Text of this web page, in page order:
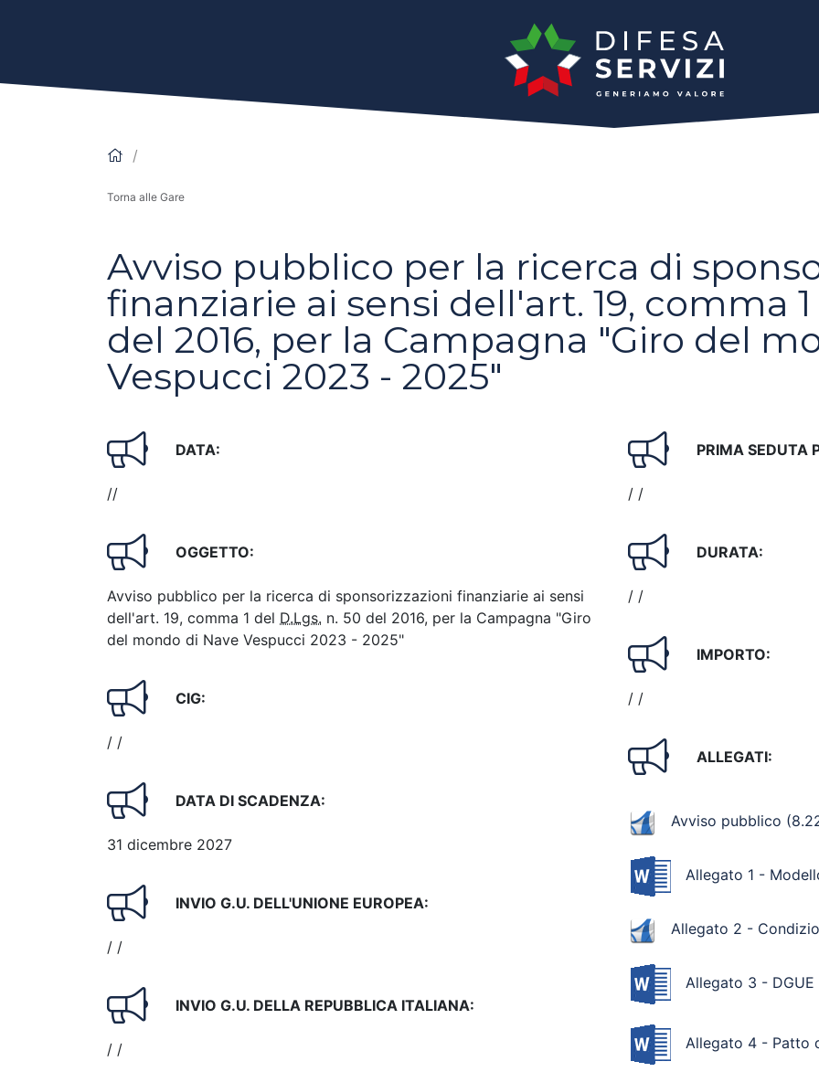
Torna alle Gare
Avviso pubblico per la ricerca di
finanziarie ai sensi dell'art. 19, comma
del 2016, per la Campagna "Giro del
Vespucci 2023 - 2025"
DATA:
//
OGGETTO:
Avviso pubblico per la ricerca di sponsorizzazioni finanziarie ai sensi
dell'art. 19, comma 1 del D.Lgs. n. 50 del 2016, per la Campagna "Giro
del mondo di Nave Vespucci 2023 - 2025"
CIG:
/ /
DATA DI SCADENZA:
31 dicembre 2027
INVIO G.U. DELL'UNIONE EUROPEA:
/ /
INVIO G.U. DELLA REPUBBLICA ITALIANA:
/ /
PRIMA SEDUTA
/ /
DURATA:
/ /
IMPORTO:
/ /
ALLEGATI:
Avviso pubblico
Allegato 1 -
Allegato 2 -
Allegato 3 - DGUE
Allegato 4 - Patto